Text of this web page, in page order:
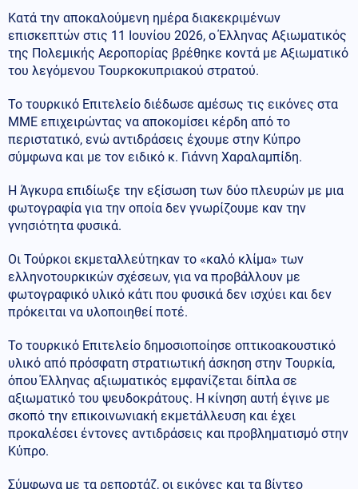
Κατά την αποκαλούμενη ημέρα διακεκριμένων
επισκεπτών στις 11 Ιουνίου 2026, ο Έλληνας Αξιωματικός
της Πολεμικής Αεροπορίας βρέθηκε κοντά με Αξιωματικό
του λεγόμενου Τουρκοκυπριακού στρατού.
Το τουρκικό Επιτελείο διέδωσε αμέσως τις εικόνες στα
ΜΜΕ επιχειρώντας να αποκομίσει κέρδη από το
περιστατικό, ενώ αντιδράσεις έχουμε στην Κύπρο
σύμφωνα και με τον ειδικό κ. Γιάννη Χαραλαμπίδη.
Η Άγκυρα επιδίωξε την εξίσωση των δύο πλευρών με μια
φωτογραφία για την οποία δεν γνωρίζουμε καν την
γνησιότητα φυσικά.
Οι Τούρκοι εκμεταλλεύτηκαν το «καλό κλίμα» των
ελληνοτουρκικών σχέσεων, για να προβάλλουν με
φωτογραφικό υλικό κάτι που φυσικά δεν ισχύει και δεν
πρόκειται να υλοποιηθεί ποτέ.
Το τουρκικό Επιτελείο δημοσιοποίησε οπτικοακουστικό
υλικό από πρόσφατη στρατιωτική άσκηση στην Τουρκία,
όπου Έλληνας αξιωματικός εμφανίζεται δίπλα σε
αξιωματικό του ψευδοκράτους. Η κίνηση αυτή έγινε με
σκοπό την επικοινωνιακή εκμετάλλευση και έχει
προκαλέσει έντονες αντιδράσεις και προβληματισμό στην
Κύπρο.
Σύμφωνα με τα ρεπορτάζ, οι εικόνες και τα βίντεο